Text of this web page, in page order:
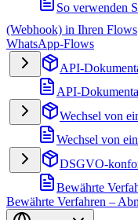
So verwenden
(Webhook) in Ihren Flows
WhatsApp-Flows
API-
API-
Wechsel von
Wechsel von
DSGVO-
Bewährte
Bewährte Verfahren –